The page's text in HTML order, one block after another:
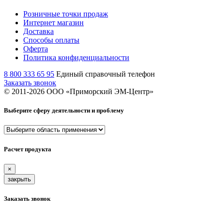
Розничные точки продаж
Интернет магазин
Доставка
Способы оплаты
Оферта
Политика конфиденциальности
8 800 333 65 95 Единый справочный телефон
Заказать звонок
© 2011-2026 ООО «Приморский ЭМ-Центр»
Выберите сферу деятельности и проблему
Расчет продукта
×
закрыть
Заказать звонок